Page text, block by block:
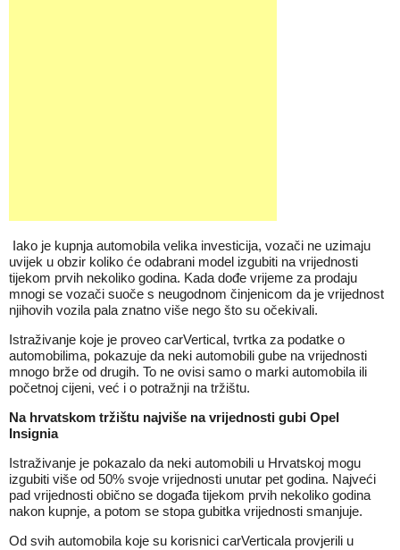
Iako je kupnja automobila velika investicija, vozači ne uzimaju
uvijek u obzir koliko će odabrani model izgubiti na vrijednosti
tijekom prvih nekoliko godina. Kada dođe vrijeme za prodaju
mnogi se vozači suoče s neugodnom činjenicom da je vrijednost
njihovih vozila pala znatno više nego što su očekivali.
Istraživanje koje je proveo carVertical, tvrtka za podatke o
automobilima, pokazuje da neki automobili gube na vrijednosti
mnogo brže od drugih. To ne ovisi samo o marki automobila ili
početnoj cijeni, već i o potražnji na tržištu.
Na hrvatskom tržištu najviše na vrijednosti gubi Opel
Insignia
Istraživanje je pokazalo da neki automobili u Hrvatskoj mogu
izgubiti više od 50% svoje vrijednosti unutar pet godina. Najveći
pad vrijednosti obično se događa tijekom prvih nekoliko godina
nakon kupnje, a potom se stopa gubitka vrijednosti smanjuje.
Od svih automobila koje su korisnici carVerticala provjerili u